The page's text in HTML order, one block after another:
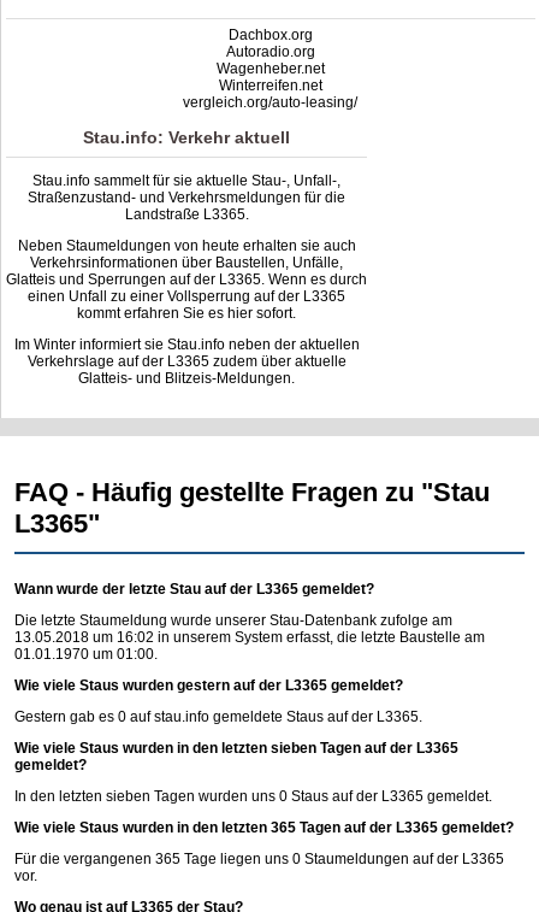
Dachbox.org
Autoradio.org
Wagenheber.net
Winterreifen.net
vergleich.org/auto-leasing/
Stau.info: Verkehr aktuell
Stau.info sammelt für sie aktuelle Stau-, Unfall-,
Straßenzustand- und Verkehrsmeldungen für die
Landstraße L3365.
Neben Staumeldungen von heute erhalten sie auch
Verkehrsinformationen über Baustellen, Unfälle,
Glatteis und Sperrungen auf der L3365. Wenn es durch
einen Unfall zu einer Vollsperrung auf der L3365
kommt erfahren Sie es hier sofort.
Im Winter informiert sie Stau.info neben der aktuellen
Verkehrslage auf der L3365 zudem über aktuelle
Glatteis- und Blitzeis-Meldungen.
FAQ - Häufig gestellte Fragen zu "Stau
L3365"
Wann wurde der letzte Stau auf der L3365 gemeldet?
Die letzte Staumeldung wurde unserer Stau-Datenbank zufolge am
13.05.2018 um 16:02 in unserem System erfasst, die letzte Baustelle am
01.01.1970 um 01:00.
Wie viele Staus wurden gestern auf der L3365 gemeldet?
Gestern gab es 0 aufstau.info gemeldete Staus auf der L3365.
Wie viele Staus wurden in den letzten sieben Tagen auf der L3365
gemeldet?
In den letzten sieben Tagen wurden uns 0 Staus auf der L3365 gemeldet.
Wie viele Staus wurden in den letzten 365 Tagen auf der L3365 gemeldet?
Für die vergangenen 365 Tage liegen uns 0 Staumeldungen auf der L3365
vor.
Wo genau ist auf L3365 der Stau?